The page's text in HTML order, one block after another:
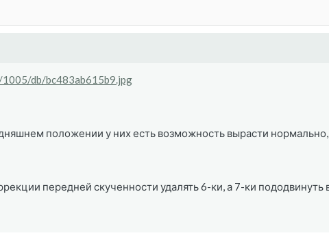
db/bc483ab615b9.jpg
положении у них есть возможность вырасти нормально,
передней скученности удалять 6-ки, а 7-ки